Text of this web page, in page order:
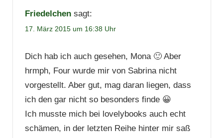
Friedelchen sagt:
17. März 2015 um 16:38 Uhr
Dich hab ich auch gesehen, Mona 🙂 Aber
hrmph, Four wurde mir von Sabrina nicht
vorgestellt. Aber gut, mag daran liegen, dass
ich den gar nicht so besonders finde 😀
Ich musste mich bei lovelybooks auch echt
schämen, in der letzten Reihe hinter mir saß